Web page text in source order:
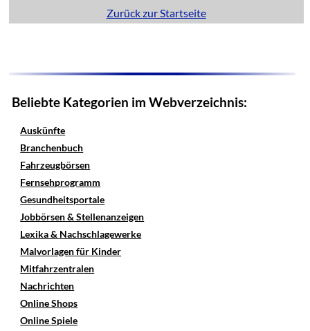
Zurück zur Startseite
Beliebte Kategorien im Webverzeichnis:
Auskünfte
Branchenbuch
Fahrzeugbörsen
Fernsehprogramm
Gesundheitsportale
Jobbörsen & Stellenanzeigen
Lexika & Nachschlagewerke
Malvorlagen für Kinder
Mitfahrzentralen
Nachrichten
Online Shops
Online Spiele